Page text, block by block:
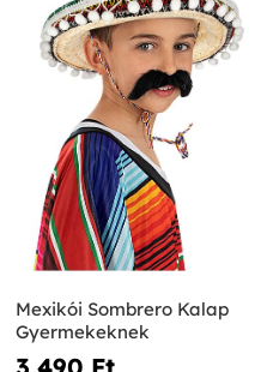
Mexikói Sombrero Kalap
Gyermekeknek